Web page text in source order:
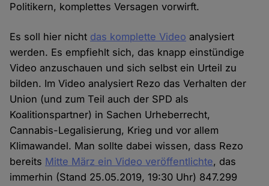
Politikern, komplettes Versagen vorwirft.
Es soll hier nicht das komplette Video analysiert
werden. Es empfiehlt sich, das knapp einstündige
Video anzuschauen und sich selbst ein Urteil zu
bilden. Im Video analysiert Rezo das Verhalten der
Union (und zum Teil auch der SPD als
Koalitionspartner) in Sachen Urheberrecht,
Cannabis-Legalisierung, Krieg und vor allem
Klimawandel. Man sollte dabei wissen, dass Rezo
bereits Mitte März ein Video veröffentlichte, das
immerhin (Stand 25.05.2019, 19:30 Uhr) 847.299